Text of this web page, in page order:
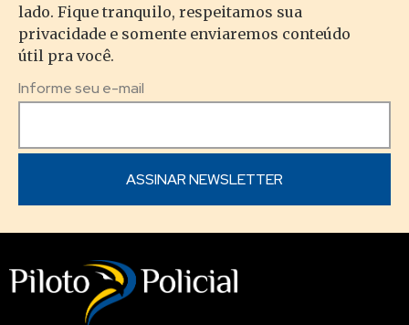
lado. Fique tranquilo, respeitamos sua
privacidade e somente enviaremos conteúdo
útil pra você.
Informe seu e-mail